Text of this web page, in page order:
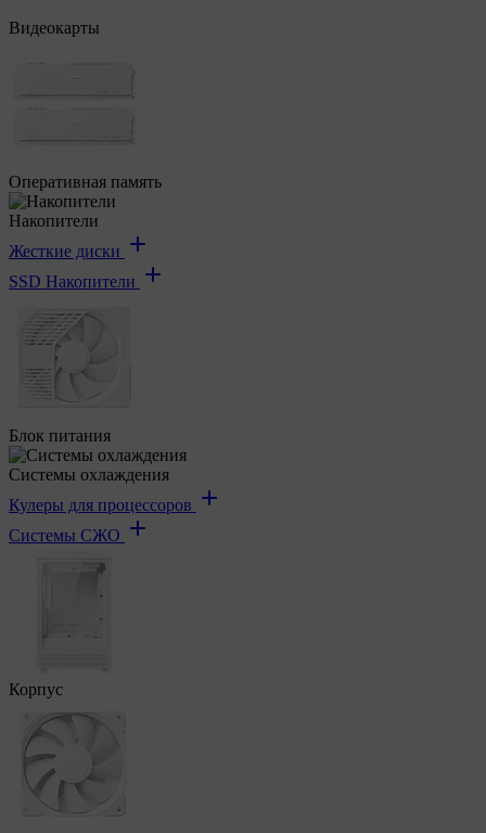
Видеокарты
Оперативная память
Накопители
Жесткие диски
SSD Накопители
Блок питания
Системы охлаждения
Кулеры для процессоров
Системы СЖО
Корпус